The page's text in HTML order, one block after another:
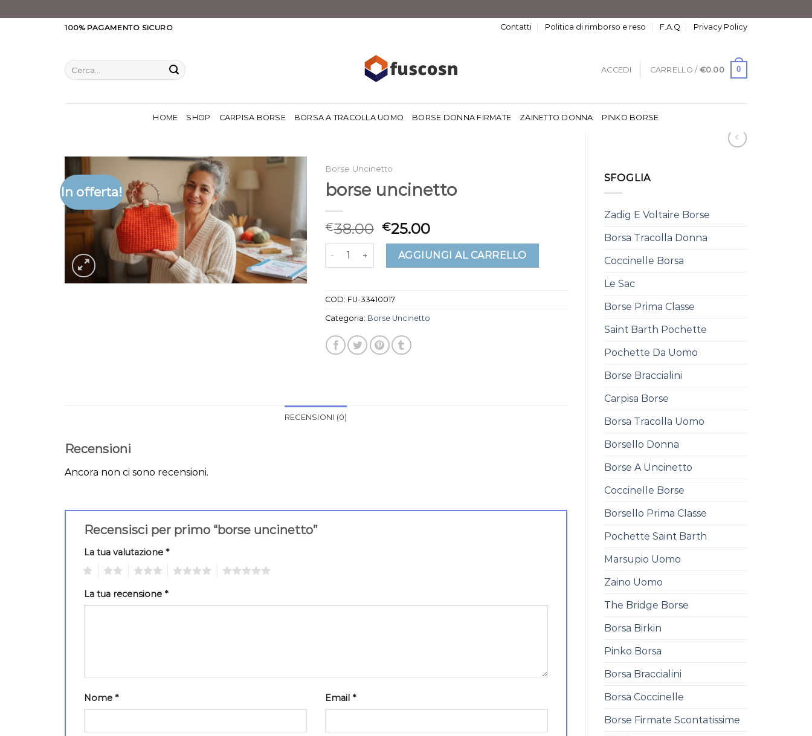
100% PAGAMENTO SICURO Contatti Politica di rimborso e reso F.A.Q Privacy Policy
Cerca:
ACCEDI CARRELLO / €0.00 0
HOME SHOP CARPISA BORSE BORSA A TRACOLLA UOMO BORSE DONNA FIRMATE ZAINETTO DONNA PINKO BORSE
SFOGLIA
Zadig E Voltaire Borse
Borsa Tracolla Donna
Coccinelle Borsa
Le Sac
Borse Prima Classe
Saint Barth Pochette
Pochette Da Uomo
Borse Braccialini
Carpisa Borse
Borsa Tracolla Uomo
Borsello Donna
Borse A Uncinetto
Coccinelle Borse
Borsello Prima Classe
Pochette Saint Barth
Marsupio Uomo
Zaino Uomo
The Bridge Borse
Borsa Birkin
Pinko Borsa
Borsa Braccialini
Borsa Coccinelle
Borse Firmate Scontatissime
In offerta!
Borse Uncinetto
borse uncinetto
€38.00 €25.00
borse uncinetto quantitàAGGIUNGI AL CARRELLO
COD: FU-33410017
Categoria: Borse Uncinetto
RECENSIONI (0)
Recensioni
Ancora non ci sono recensioni.
Recensisci per primo “borse uncinetto”
La tua valutazione *
La tua recensione *
Nome * Email *